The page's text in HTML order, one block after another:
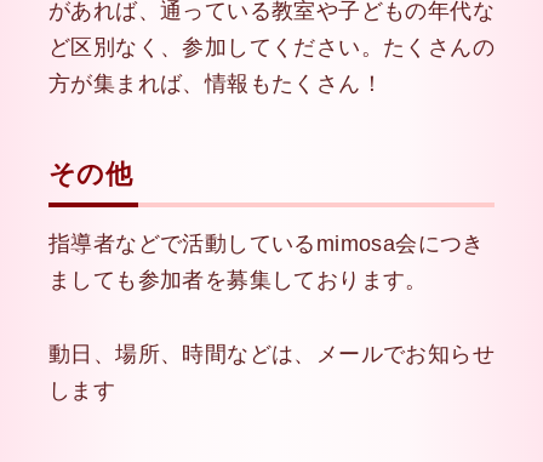
があれば、通っている教室や子どもの年代な
ど区別なく、参加してください。たくさんの
方が集まれば、情報もたくさん！
その他
指導者などで活動しているmimosa会につき
ましても参加者を募集しております。
動日、場所、時間などは、メールでお知らせ
します